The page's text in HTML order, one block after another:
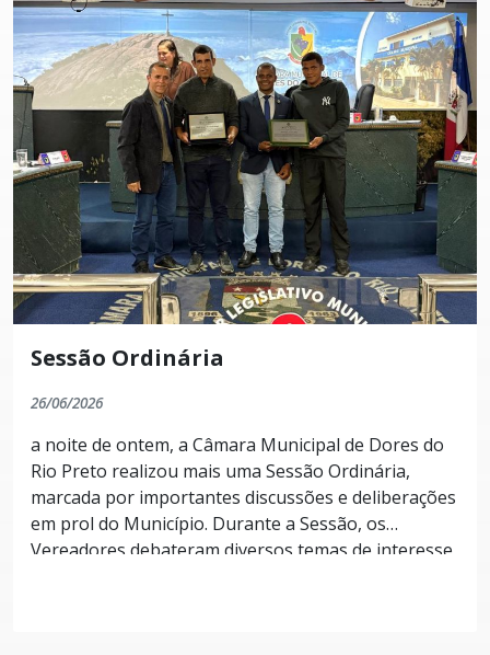
Sessão Ordinária
26/06/2026
a noite de ontem, a Câmara Municipal de Dores do
Rio Preto realizou mais uma Sessão Ordinária,
marcada por importantes discussões e deliberações
em prol do Município. Durante a Sessão, os
Vereadores debateram diversos temas de interesse